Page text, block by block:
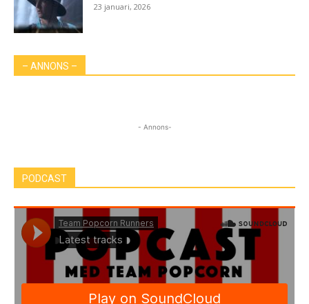
23 januari, 2026
– ANNONS –
- Annons-
PODCAST